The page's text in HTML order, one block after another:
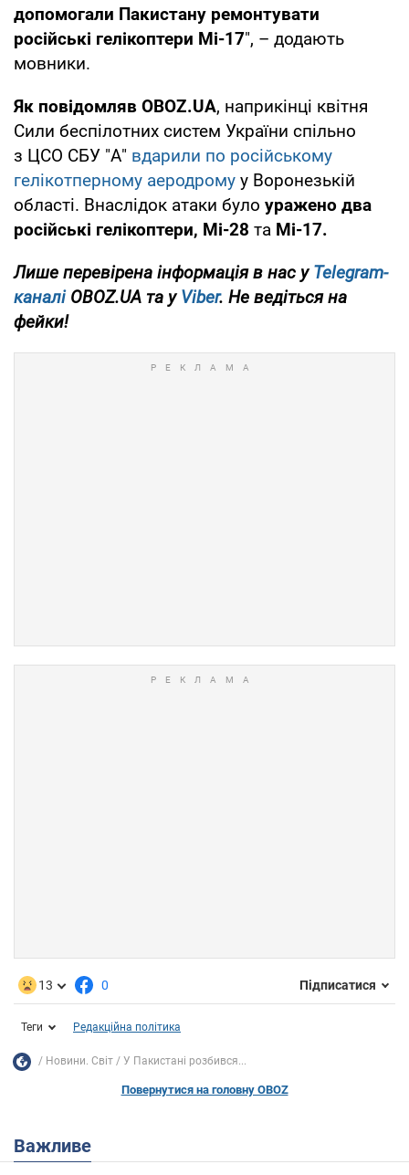
допомогали Пакистану ремонтувати
російські гелікоптери Мі-17", – додають
мовники.
Як повідомляв OBOZ.UA, наприкінці квітня
Сили беспілотних систем України спільно
з ЦСО СБУ "А" вдарили по російському
гелікотперному аеродрому у Воронезькій
області. Внаслідок атаки було уражено два
російські гелікоптери, Мі-28 та Мі-17.
Лише перевірена інформація в нас уTelegram-
каналіOBOZ.UA та уViber. Не ведіться на
фейки!
13 0 Підписатися
Теги Редакційна політика
Новини. Світ У Пакистані розбився...
Повернутися на головну OBOZ
Важливе